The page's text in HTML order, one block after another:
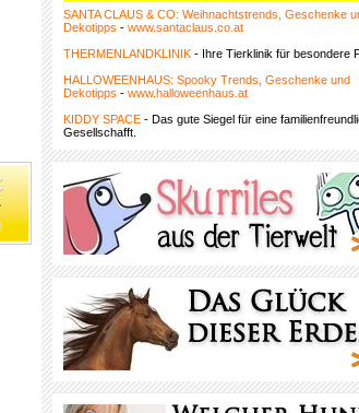
SANTA CLAUS & CO: Weihnachtstrends, Geschenke
Dekotipps - www.santaclaus.co.at
THERMENLANDKLINIK - Ihre Tierklinik für besondere
HALLOWEENHAUS: Spooky Trends, Geschenke und
Dekotipps - www.halloweenhaus.at
KIDDY SPACE - Das gute Siegel für eine
Gesellschafft.